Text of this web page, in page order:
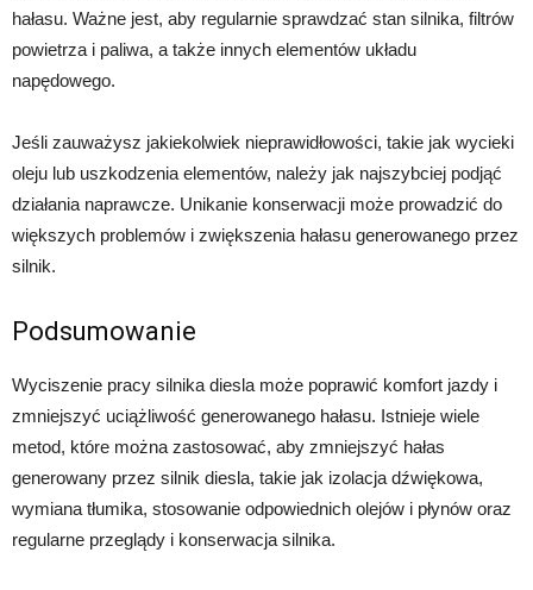
hałasu. Ważne jest, aby regularnie sprawdzać stan silnika, filtrów
powietrza i paliwa, a także innych elementów układu
napędowego.
Jeśli zauważysz jakiekolwiek nieprawidłowości, takie jak wycieki
oleju lub uszkodzenia elementów, należy jak najszybciej podjąć
działania naprawcze. Unikanie konserwacji może prowadzić do
większych problemów i zwiększenia hałasu generowanego przez
silnik.
Podsumowanie
Wyciszenie pracy silnika diesla może poprawić komfort jazdy i
zmniejszyć uciążliwość generowanego hałasu. Istnieje wiele
metod, które można zastosować, aby zmniejszyć hałas
generowany przez silnik diesla, takie jak izolacja dźwiękowa,
wymiana tłumika, stosowanie odpowiednich olejów i płynów oraz
regularne przeglądy i konserwacja silnika.